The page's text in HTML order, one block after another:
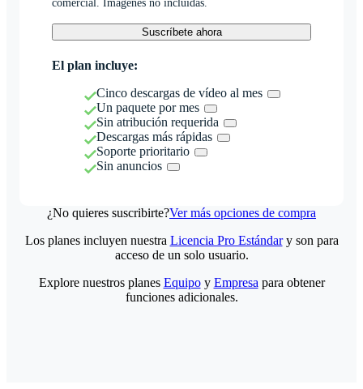
comercial. Imágenes no incluidas.
Suscríbete ahora
El plan incluye:
Cinco descargas de vídeo al mes
Un paquete por mes
Sin atribución requerida
Descargas más rápidas
Soporte prioritario
Sin anuncios
¿No quieres suscribirte?Ver más opciones de compra
Los planes incluyen nuestra Licencia Pro Estándary son para
acceso de un solo usuario.
Explore nuestros planes Equipoy Empresa para obtener
funciones adicionales.